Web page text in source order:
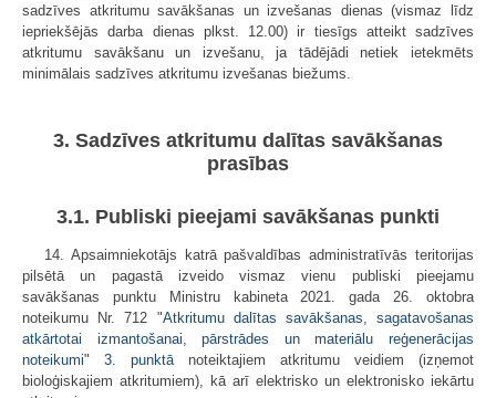
sadzīves atkritumu savākšanas un izvešanas dienas (vismaz līdz
iepriekšējās darba dienas plkst. 12.00) ir tiesīgs atteikt sadzīves
atkritumu savākšanu un izvešanu, ja tādējādi netiek ietekmēts
minimālais sadzīves atkritumu izvešanas biežums.
3. Sadzīves atkritumu dalītas savākšanas
prasības
3.1. Publiski pieejami savākšanas punkti
14. Apsaimniekotājs katrā pašvaldības administratīvās teritorijas
pilsētā un pagastā izveido vismaz vienu publiski pieejamu
savākšanas punktu Ministru kabineta 2021. gada 26. oktobra
noteikumu Nr. 712 "Atkritumu dalītas savākšanas, sagatavošanas
atkārtotai izmantošanai, pārstrādes un materiālu reģenerācijas
noteikumi" 3. punktā noteiktajiem atkritumu veidiem (izņemot
bioloģiskajiem atkritumiem), kā arī elektrisko un elektronisko iekārtu